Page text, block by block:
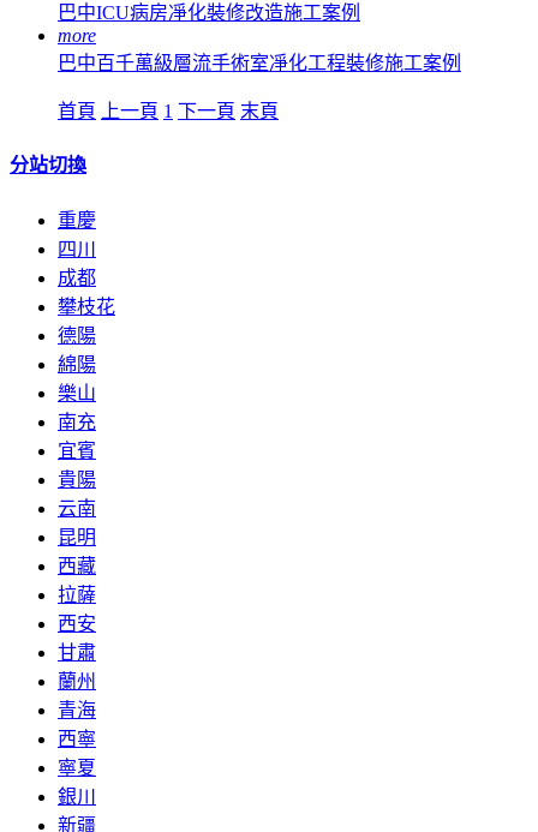
巴中ICU病房凈化裝修改造施工案例
more
巴中百千萬級層流手術室凈化工程裝修施工案例
首頁 上一頁 1 下一頁 末頁
分站切換
重慶
四川
成都
攀枝花
德陽
綿陽
樂山
南充
宜賓
貴陽
云南
昆明
西藏
拉薩
西安
甘肅
蘭州
青海
西寧
寧夏
銀川
新疆